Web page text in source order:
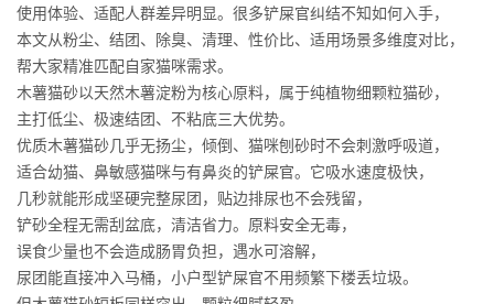
使用体验、适配人群差异明显。很多铲屎官纠结不知如何入手，
本文从粉尘、结团、除臭、清理、性价比、适用场景多维度对比，
帮大家精准匹配自家猫咪需求。
木薯猫砂以天然木薯淀粉为核心原料，属于纯植物细颗粒猫砂，
主打低尘、极速结团、不粘底三大优势。
优质木薯猫砂几乎无扬尘，倾倒、猫咪刨砂时不会刺激呼吸道，
适合幼猫、鼻敏感猫咪与有鼻炎的铲屎官。它吸水速度极快，
几秒就能形成坚硬完整尿团，贴边排尿也不会残留，
铲砂全程无需刮盆底，清洁省力。原料安全无毒，
误食少量也不会造成肠胃负担，遇水可溶解，
尿团能直接冲入马桶，小户型铲屎官不用频繁下楼丢垃圾。